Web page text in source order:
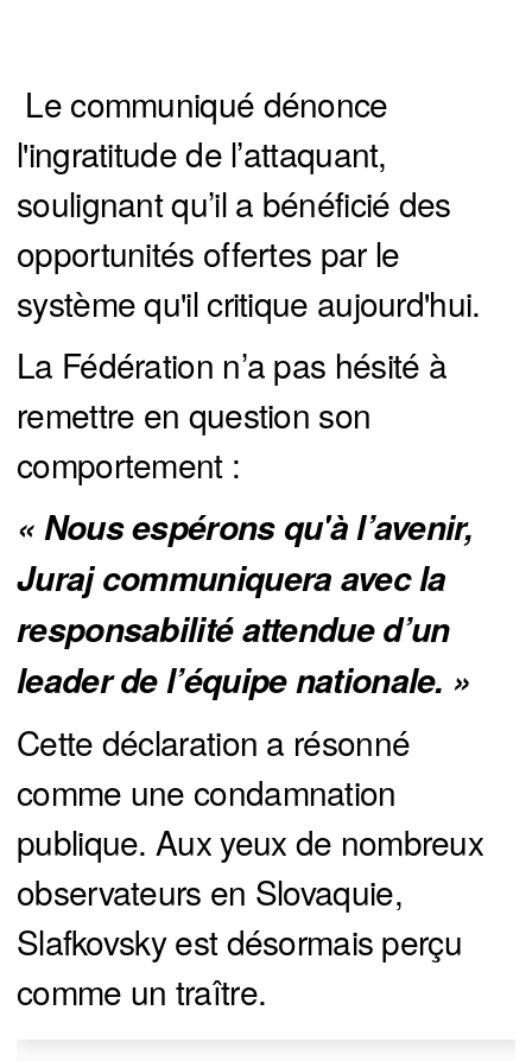
Le communiqué dénonce
l'ingratitude de l’attaquant,
soulignant qu’il a bénéficié des
opportunités offertes par le
système qu'il critique aujourd'hui.
La Fédération n’a pas hésité à
remettre en question son
comportement :
« Nous espérons qu'à l’avenir,
Juraj communiquera avec la
responsabilité attendue d’un
leader de l’équipe nationale. »
Cette déclaration a résonné
comme une condamnation
publique. Aux yeux de nombreux
observateurs en Slovaquie,
Slafkovsky est désormais perçu
comme un traître.